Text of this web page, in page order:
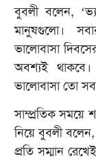
বুবলী বলেন,
মানুষগুলো।
ভালোবাসা
অবশ্যই
ভালোবাসা তো
সাম্প্রতিক সময়ে
নিয়ে বুবলী
প্রতি সম্মান